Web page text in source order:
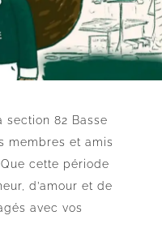
section 82 Basse
membres et amis
cette période
d’amour et de
avec vos